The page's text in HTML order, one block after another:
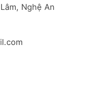
Nghệ An